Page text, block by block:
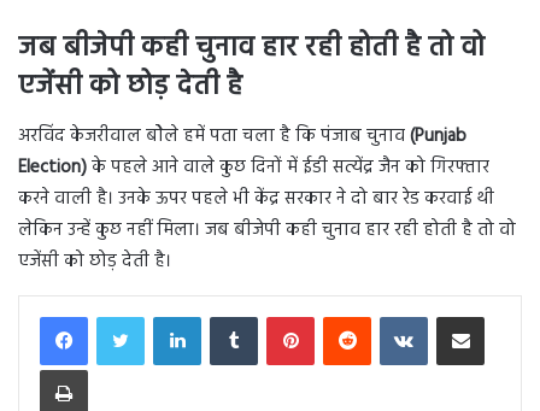
जब बीजेपी कही चुनाव हार रही होती है तो वो
एजेंसी को छोड़ देती है
अरविंद केजरीवाल बोेले हमें पता चला है कि पंजाब चुनाव(Punjab
Election)के पहले आने वाले कुछ दिनों में ईडी सत्येंद्र जैन को गिरफ्तार
करने वाली है। उनके ऊपर पहले भी केंद्र सरकार ने दो बार रेड करवाई थी
लेकिन उन्हें कुछ नहीं मिला। जब बीजेपी कही चुनाव हार रही होती है तो वो
एजेंसी को छोड़ देती है।
LinkedInTumblr PinterestReddit VKontakteShare via Email
Print